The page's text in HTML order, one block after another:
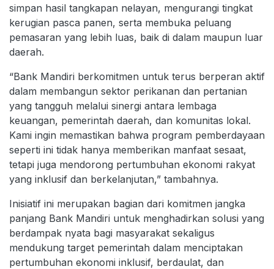
simpan hasil tangkapan nelayan, mengurangi tingkat
kerugian pasca panen, serta membuka peluang
pemasaran yang lebih luas, baik di dalam maupun luar
daerah.
“Bank Mandiri berkomitmen untuk terus berperan aktif
dalam membangun sektor perikanan dan pertanian
yang tangguh melalui sinergi antara lembaga
keuangan, pemerintah daerah, dan komunitas lokal.
Kami ingin memastikan bahwa program pemberdayaan
seperti ini tidak hanya memberikan manfaat sesaat,
tetapi juga mendorong pertumbuhan ekonomi rakyat
yang inklusif dan berkelanjutan,” tambahnya.
Inisiatif ini merupakan bagian dari komitmen jangka
panjang Bank Mandiri untuk menghadirkan solusi yang
berdampak nyata bagi masyarakat sekaligus
mendukung target pemerintah dalam menciptakan
pertumbuhan ekonomi inklusif, berdaulat, dan